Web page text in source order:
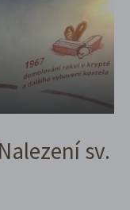
sv.